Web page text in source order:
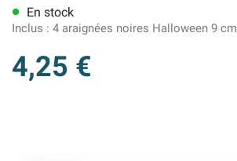
lens En stock
Inclus : 4 araignées noires Halloween 9 cm
4,25 €